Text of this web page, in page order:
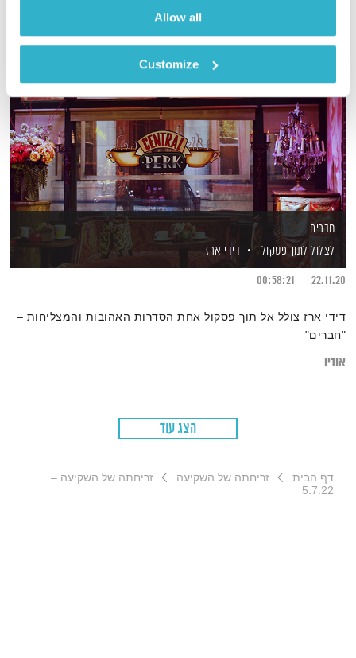
Allow all
Customize
חברים
לצלול לתוך פסקול
דידי ארז
22.11.20
00:58:21
דידי ארז צולל אל תוך פסקול אחת הסדרות האהובות והמצליחות –
"חברים"
אודיו
הצג עוד
דף הבית זריחתה של השקיעה
זריחתה של השקיעה –
5.7.22